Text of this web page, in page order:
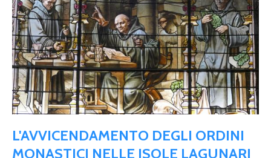
L'AVVICENDAMENTO DEGLI ORDINI
MONASTICI NELLE ISOLE LAGUNARI